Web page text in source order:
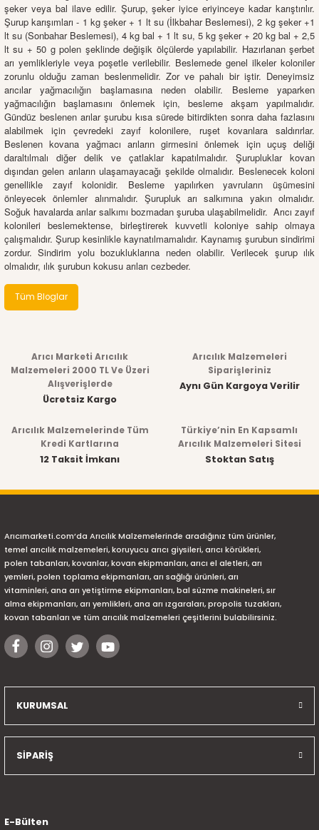
şeker veya bal ilave edilir. Şurup, şeker iyice eriyinceye kadar karıştırılır.
Şurup karışımları - 1 kg şeker + 1 lt su (İlkbahar Beslemesi), 2 kg şeker +1
lt su (Sonbahar Beslemesi), 4 kg bal + 1 lt su, 5 kg şeker + 20 kg bal + 2,5
lt su + 50 g polen şeklinde değişik ölçülerde yapılabilir. Hazırlanan şerbet
arı yemlikleriyle veya poşetle verilebilir. Beslemede genel ilkeler koloniler
zorunlu olduğu zaman beslenmelidir. Zor ve pahalı bir iştir. Deneyimsiz
arıcılar yağmacılığın başlamasına neden olabilir. Besleme yaparken
yağmacılığın başlamasını önlemek için, besleme akşam yapılmalıdır.
Gündüz beslenen arılar şurubu kısa sürede bitirdikten sonra daha fazlasını
alabilmek için çevredeki zayıf kolonilere, ruşet kovanlara saldırırlar.
Beslenen kovana yağmacı arıların girmesini önlemek için uçuş deliği
daraltılmalı diğer delik ve çatlaklar kapatılmalıdır. Şurupluklar kovan
dışından gelen arıların ulaşamayacağı şekilde olmalıdır. Beslenecek koloni
genellikle zayıf kolonidir. Besleme yapılırken yavruların üşümesini
önleyecek önlemler alınmalıdır. Şurupluk arı salkımına yakın olmalıdır.
Soğuk havalarda arılar salkımı bozmadan şuruba ulaşabilmelidir. Arıcı zayıf
kolonileri beslemektense, birleştirerek kuvvetli koloniye sahip olmaya
çalışmalıdır. Şurup kesinlikle kaynatılmamalıdır. Kaynamış şurubun sindirimi
zordur. Sindirim yolu bozukluklarına neden olabilir. Verilecek şurup ılık
olmalıdır, ılık şurubun kokusu arıları cezbeder.
Tüm Bloglar
Arıcı Marketi Arıcılık
Malzemeleri 2000 TL Ve Üzeri
Alışverişlerde
Ücretsiz Kargo
Arıcılık Malzemeleri
Siparişleriniz
Aynı Gün Kargoya Verilir
Arıcılık Malzemelerinde Tüm
Kredi Kartlarına
12 Taksit İmkanı
Türkiye’nin En Kapsamlı
Arıcılık Malzemeleri Sitesi
Stoktan Satış
Arıcımarketi.com’da Arıcılık Malzemelerinde aradığınız tüm ürünler,
temel arıcılık malzemeleri, koruyucu arıcı giysileri, arıcı körükleri,
polen tabanları, kovanlar, kovan ekipmanları, arıcı el aletleri, arı
yemleri, polen toplama ekipmanları, arı sağlığı ürünleri, arı
vitaminleri, ana arı yetiştirme ekipmanları, bal süzme makineleri, sır
alma ekipmanları, arı yemlikleri, ana arı ızgaraları, propolis tuzakları,
kovan tabanları ve tüm arıcılık malzemeleri çeşitlerini bulabilirsiniz.
KURUMSAL
SİPARİŞ
E-Bülten